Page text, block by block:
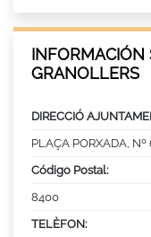
INFORMACIÓN
GRANOLLERS
DIRECCIÓ
PLAÇA PORXADA, Nº
Código Postal:
8400
TELÈFON: